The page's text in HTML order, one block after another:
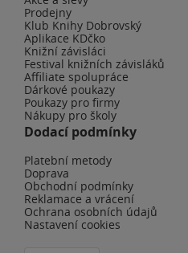
Prodejny
Klub Knihy Dobrovský
Aplikace KDčko
Knižní závisláci
Festival knižních závisláků
Affiliate spolupráce
Dárkové poukazy
Poukazy pro firmy
Nákupy pro školy
Dodací podmínky
Platební metody
Doprava
Obchodní podmínky
Reklamace a vrácení
Ochrana osobních údajů
Nastavení cookies